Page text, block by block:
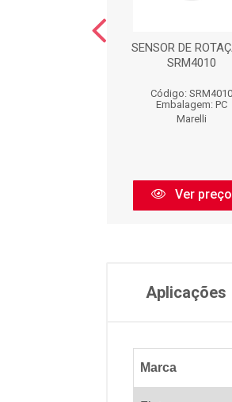
SENSOR DE
SRM4010
Código: SRM4010
Embalagem: PC
Marelli
Ver preço
Aplicações
Marca